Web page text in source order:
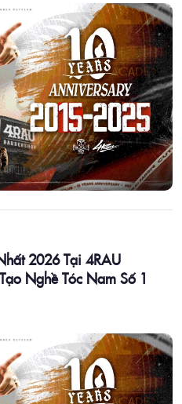
2026 Tại 4RAU
Nghề Tóc Nam Số 1